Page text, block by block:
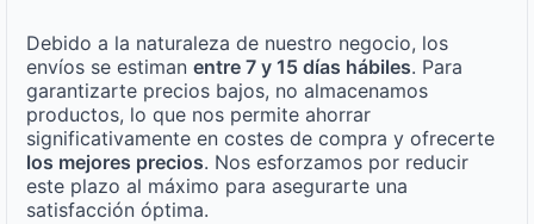
Debido a la naturaleza de nuestro negocio, los
envíos se estiman entre 7 y 15 días hábiles. Para
garantizarte precios bajos, no almacenamos
productos, lo que nos permite ahorrar
significativamente en costes de compra y ofrecerte
los mejores precios. Nos esforzamos por reducir
este plazo al máximo para asegurarte una
satisfacción óptima.